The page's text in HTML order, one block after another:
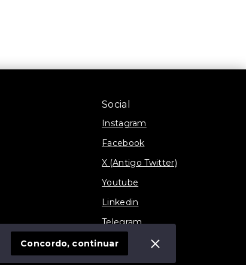
Social
Instagram
Facebook
X (Antigo Twitter)
Youtube
Linkedin
Telegram
TikTok
Concordo, continuar